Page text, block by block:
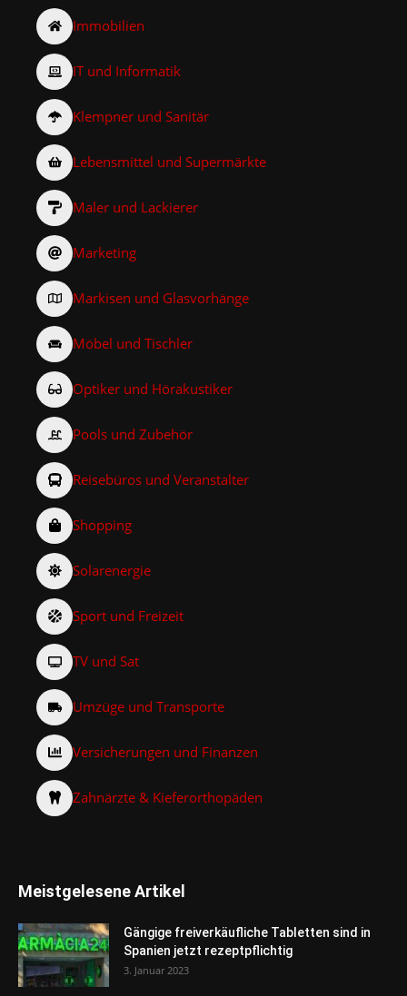
Immobilien
IT und Informatik
Klempner und Sanitär
Lebensmittel und Supermärkte
Maler und Lackierer
Marketing
Markisen und Glasvorhänge
Möbel und Tischler
Optiker und Hörakustiker
Pools und Zubehör
Reisebüros und Veranstalter
Shopping
Solarenergie
Sport und Freizeit
TV und Sat
Umzüge und Transporte
Versicherungen und Finanzen
Zahnärzte & Kieferorthopäden
Meistgelesene Artikel
Gängige freiverkäufliche Tabletten sind in
Spanien jetzt rezeptpflichtig
3. Januar 2023